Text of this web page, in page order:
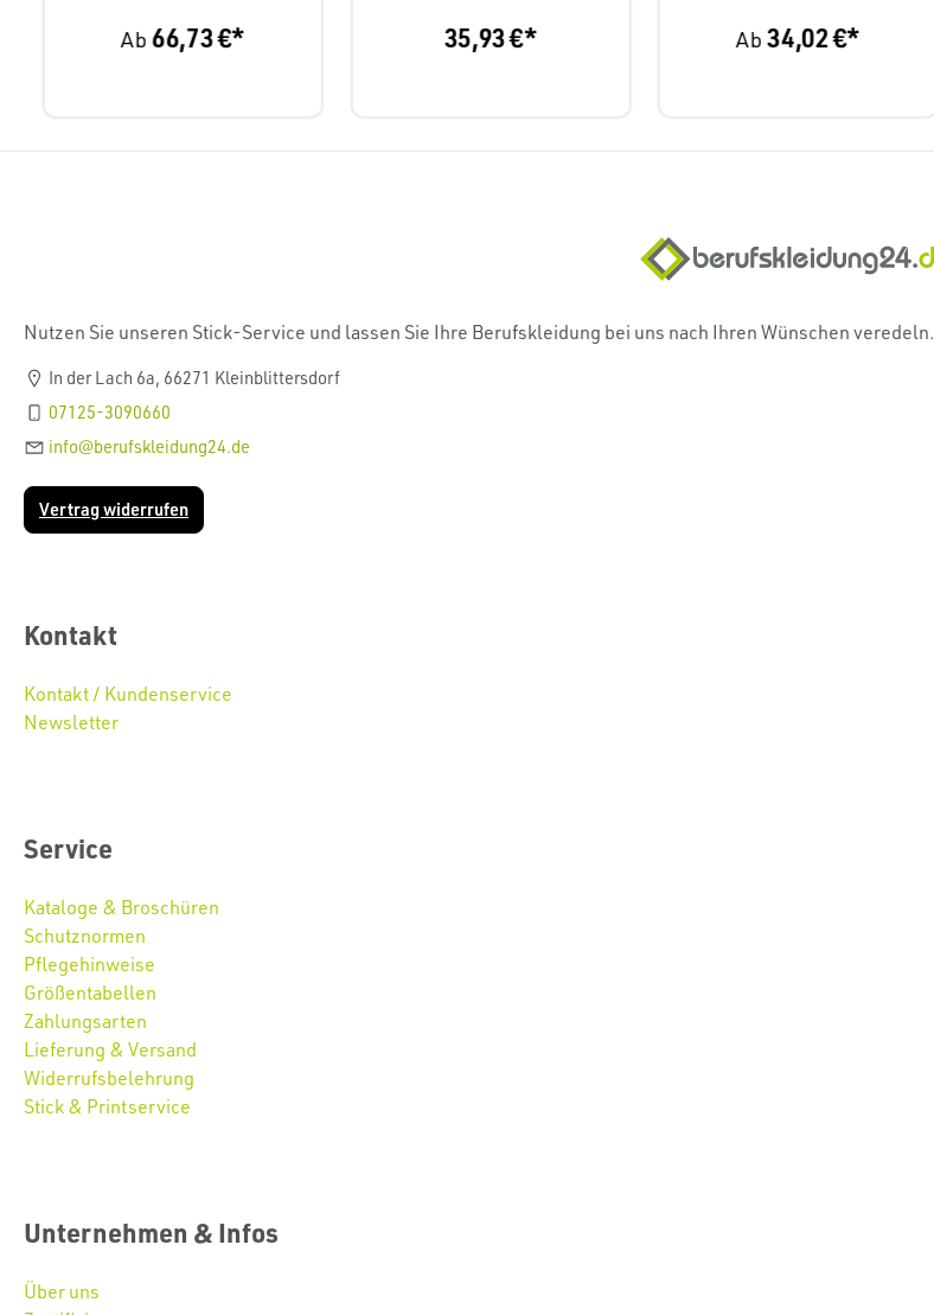
Ab66,73 €* 35,93 €* Ab34,02 €*
Nutzen Sie unseren Stick-Service und lassen Sie Ihre Berufskleidung bei uns nach Ihren Wünschen veredeln.
In der Lach 6a, 66271 Kleinblittersdorf
07125-3090660
info@berufskleidung24.de
Vertrag widerrufen
Kontakt
Kontakt / Kundenservice
Newsletter
Service
Kataloge & Broschüren
Schutznormen
Pflegehinweise
Größentabellen
Zahlungsarten
Lieferung & Versand
Widerrufsbelehrung
Stick & Printservice
Unternehmen & Infos
Über uns